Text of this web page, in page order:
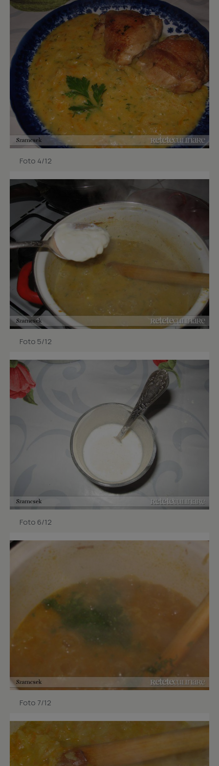
Foto 4/12
Foto 5/12
Foto 6/12
Foto 7/12